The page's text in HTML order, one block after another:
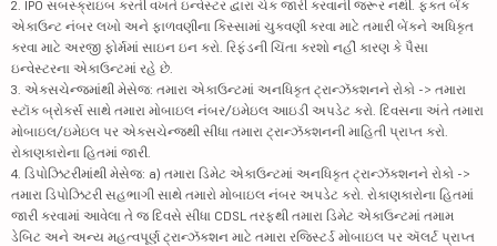
નિન્ટેક સિસ્... 754.8 1357.07
આઇરિસ રિજટેક...
હેપીએસ્ટ માઇ... 404.7 6207.48
E એક્સેલસોફ્ટ ... 78.62 959.23
I ઇનોવાના થિન્... 334 681.78
2. IPO સબસ્ક્રાઇબ કરતી વખતે ઇન્વેસ્ટર દ્વારા ચેક જારી કરવાની જરૂર નથી. ફક્ત બેંક
એકાઉન્ટ નંબર લખો અને ફાળવણીના કિસ્સામાં ચુકવણી કરવા માટે તમારી બેંકને અધિકૃત
કરવા માટે અરજી ફોર્મમાં સાઇન ઇન કરો. રિફંડની ચિંતા કરશો નહીં કારણ કે પૈસા
ઇન્વેસ્ટરના એકાઉન્ટમાં રહે છે.
3. એક્સચેન્જમાંથી મેસેજ: તમારા એકાઉન્ટમાં અનધિકૃત ટ્રાન્ઝૅક્શનને રોકો -> તમારા
સ્ટૉક બ્રોકર્સ સાથે તમારા મોબાઇલ નંબર/ઇમેઇલ આઇડી અપડેટ કરો. દિવસના અંતે તમારા
મોબાઇલ/ઇમેઇલ પર એક્સચેન્જથી સીધા તમારા ટ્રાન્ઝૅક્શનની માહિતી પ્રાપ્ત કરો.
રોકાણકારોના હિતમાં જારી.
4. ડિપોઝિટરીમાંથી મેસેજ: a) તમારા ડિમેટ એકાઉન્ટમાં અનધિકૃત ટ્રાન્ઝૅક્શનને રોકો ->
તમારા ડિપોઝિટરી સહભાગી સાથે તમારો મોબાઇલ નંબર અપડેટ કરો. રોકાણકારોના હિતમાં
જારી કરવામાં આવેલા તે જ દિવસે સીધા CDSL તરફથી તમારા ડિમેટ એકાઉન્ટમાં તમામ
ડેબિટ અને અન્ય મહત્વપૂર્ણ ટ્રાન્ઝૅક્શન માટે તમારા રજિસ્ટર્ડ મોબાઇલ પર ઍલર્ટ પ્રાપ્ત